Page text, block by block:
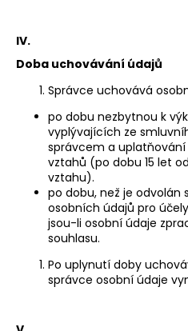
IV.
Doba uchovávání údajů
Správce uchovává
po dobu nezbytnou k
vyplývajících ze
správcem a
vztahů (po dobu 15 let
vztahu).
po dobu, než je odvolán
osobních údajů pro
jsou-li osobní údaje
souhlasu.
Po uplynutí doby
správce osobní údaje